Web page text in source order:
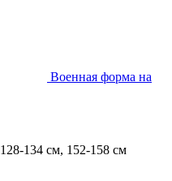
Военная форма на
128-134 см, 152-158 см